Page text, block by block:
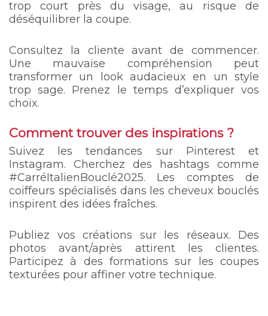
trop court près du visage, au risque de
déséquilibrer la coupe.
Consultez la cliente avant de commencer.
Une mauvaise compréhension peut
transformer un look audacieux en un style
trop sage. Prenez le temps d’expliquer vos
choix.
Comment trouver des inspirations ?
Suivez les tendances sur Pinterest et
Instagram. Cherchez des hashtags comme
#CarréItalienBouclé2025. Les comptes de
coiffeurs spécialisés dans les cheveux bouclés
inspirent des idées fraîches.
Publiez vos créations sur les réseaux. Des
photos avant/après attirent les clientes.
Participez à des formations sur les coupes
texturées pour affiner votre technique.